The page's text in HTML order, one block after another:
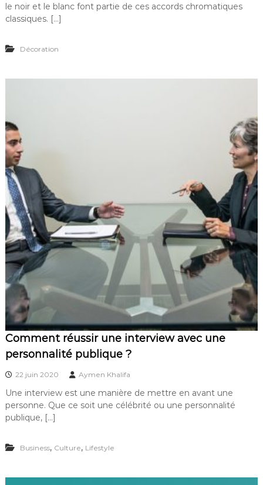
le noir et le blanc font partie de ces accords chromatiques
classiques. […]
Décoration
Comment réussir une interview avec une
personnalité publique ?
22 juin 2020 Aymen Khalifa
Une interview est une manière de mettre en avant une
personne. Que ce soit une célébrité ou une personnalité
publique, […]
Business, Culture, Lifestyle